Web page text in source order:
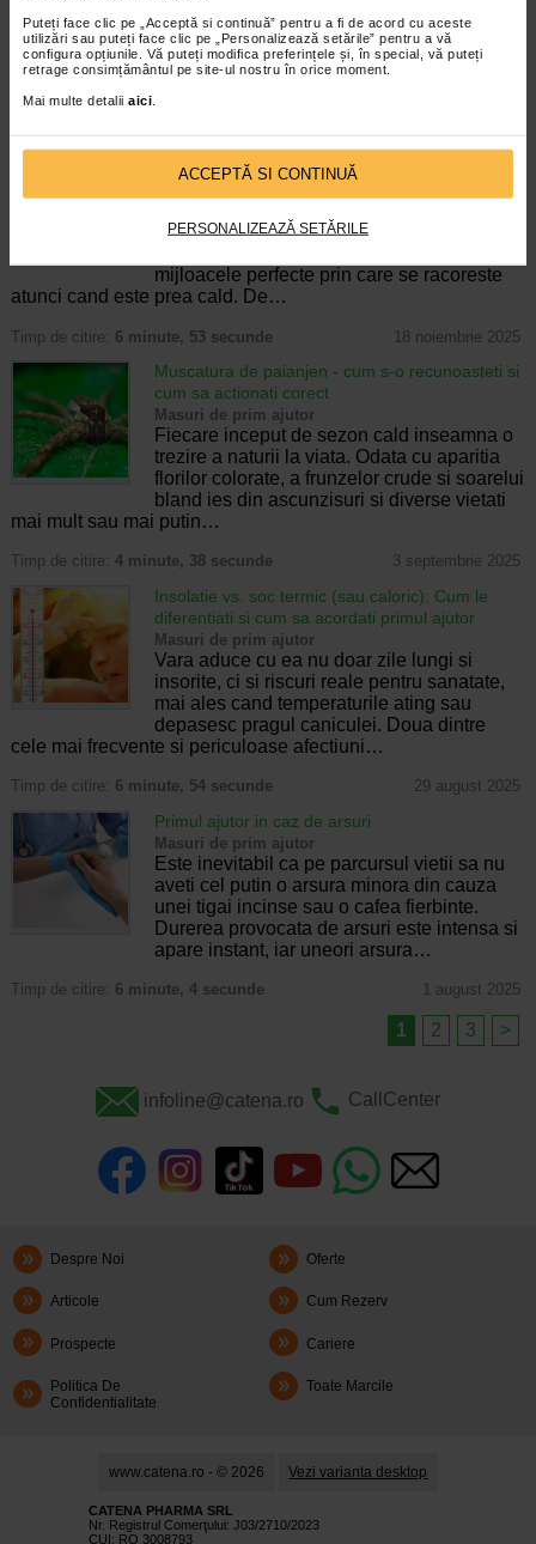
Puteți face clic pe „Acceptă si continuă” pentru a fi de acord cu aceste
utilizări sau puteți face clic pe „Personalizează setările” pentru a vă
configura opțiunile. Vă puteți modifica preferințele și, în special, vă puteți
retrage consimțământul pe site-ul nostru în orice moment.
Mai multe detalii aici
ACCEPTĂ SI CONTINUĂ
PERSONALIZEAZĂ SETĂRILE
produc preponderent in sezonul rece si au
consecinte fatale pentru victime, daca nu
sunt salvate la timp. Aceasta pentru…
Timp de citire:6 minute, 43 secunde
Soc termic: simptome, grupuri de risc, tratament
si preventie
atunci cand corpul isi pierde capacitatea de
mijloacele perfecte prin care se racoreste
atunci cand este prea cald. De…
Timp de citire: 6 minute, 53 secunde 18 noiembrie 2025
Muscatura de paianjen - cum s-o recunoasteti si
cum sa actionati corect
Masuri de prim ajutor
Fiecare inceput de sezon cald inseamna o
trezire a naturii la viata. Odata cu aparitia
florilor colorate, a frunzelor crude si soarelui
bland ies din ascunzisuri si diverse vietati
mai mult sau mai putin…
Timp de citire: 4 minute, 38 secunde 3 septembrie 2025
Insolatie vs. soc termic (sau caloric): Cum le
diferentiati si cum sa acordati primul ajutor
Masuri de prim ajutor
Vara aduce cu ea nu doar zile lungi si
insorite, ci si riscuri reale pentru sanatate,
mai ales cand temperaturile ating sau
depasesc pragul caniculei. Doua dintre
cele mai frecvente si periculoase afectiuni…
Timp de citire: 6 minute, 54 secunde 29 august 2025
Primul ajutor in caz de arsuri
Masuri de prim ajutor
Este inevitabil ca pe parcursul vietii sa nu
aveti cel putin o arsura minora din cauza
unei tigai incinse sau o cafea fierbinte.
Durerea provocata de arsuri este intensa si
apare instant, iar uneori arsura…
Timp de citire: 6 minute, 4 secunde 1 august 2025
1 2 3 >
infoline@catena.ro CallCenter
Despre Noi Oferte
Articole Cum Rezerv
Prospecte Cariere
Politica De
Confidentialitate
Toate Marcile
www.catena.ro - © 2026 Vezi varianta desktop
CATENA PHARMA SRL
Nr. Registrul Comerţului: J03/2710/2023
CUI: RO 3008793